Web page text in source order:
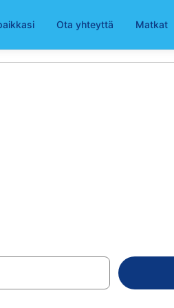
Ota yhteyttä Matkat